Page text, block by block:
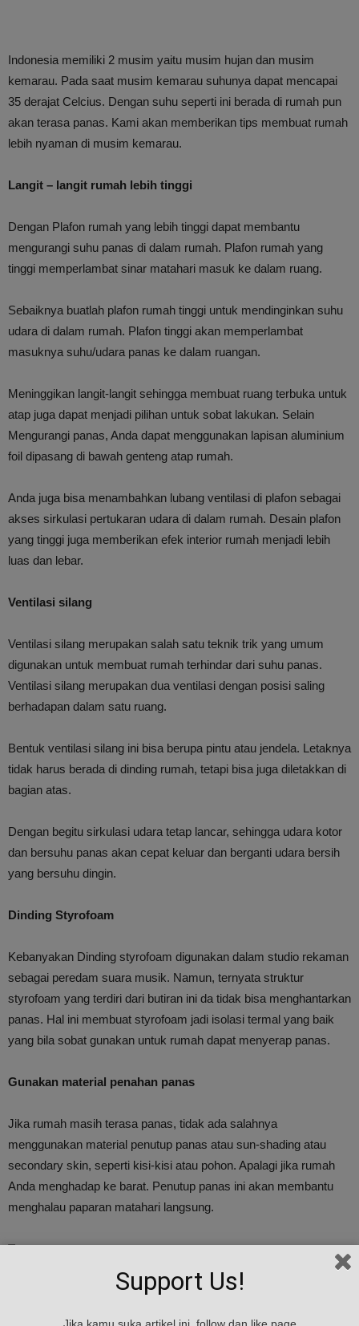
Indonesia memiliki 2 musim yaitu musim hujan dan musim
kemarau. Pada saat musim kemarau suhunya dapat mencapai
35 derajat Celcius. Dengan suhu seperti ini berada di rumah pun
akan terasa panas. Kami akan memberikan tips membuat rumah
lebih nyaman di musim kemarau.
Langit – langit rumah lebih tinggi
Dengan Plafon rumah yang lebih tinggi dapat membantu
mengurangi suhu panas di dalam rumah. Plafon rumah yang
tinggi memperlambat sinar matahari masuk ke dalam ruang.
Sebaiknya buatlah plafon rumah tinggi untuk mendinginkan suhu
udara di dalam rumah. Plafon tinggi akan memperlambat
masuknya suhu/udara panas ke dalam ruangan.
Meninggikan langit-langit sehingga membuat ruang terbuka untuk
atap juga dapat menjadi pilihan untuk sobat lakukan. Selain
Mengurangi panas, Anda dapat menggunakan lapisan aluminium
foil dipasang di bawah genteng atap rumah.
Anda juga bisa menambahkan lubang ventilasi di plafon sebagai
akses sirkulasi pertukaran udara di dalam rumah. Desain plafon
yang tinggi juga memberikan efek interior rumah menjadi lebih
luas dan lebar.
Ventilasi silang
Ventilasi silang merupakan salah satu teknik trik yang umum
digunakan untuk membuat rumah terhindar dari suhu panas.
Ventilasi silang merupakan dua ventilasi dengan posisi saling
berhadapan dalam satu ruang.
Bentuk ventilasi silang ini bisa berupa pintu atau jendela. Letaknya
tidak harus berada di dinding rumah, tetapi bisa juga diletakkan di
bagian atas.
Dengan begitu sirkulasi udara tetap lancar, sehingga udara kotor
dan bersuhu panas akan cepat keluar dan berganti udara bersih
yang bersuhu dingin.
Dinding Styrofoam
Kebanyakan Dinding styrofoam digunakan dalam studio rekaman
sebagai peredam suara musik. Namun, ternyata struktur
styrofoam yang terdiri dari butiran ini da tidak bisa menghantarkan
panas. Hal ini membuat styrofoam jadi isolasi termal yang baik
yang bila sobat gunakan untuk rumah dapat menyerap panas.
Gunakan material penahan panas
Jika rumah masih terasa panas, tidak ada salahnya
menggunakan material penutup panas atau sun-shading atau
secondary skin, seperti kisi-kisi atau pohon. Apalagi jika rumah
Anda menghadap ke barat. Penutup panas ini akan membantu
menghalau paparan matahari langsung.
Tanaman
Menambah beberapa tanaman di pekarangan rumah dapat
Support Us!
Jika kamu suka artikel ini, follow dan like page